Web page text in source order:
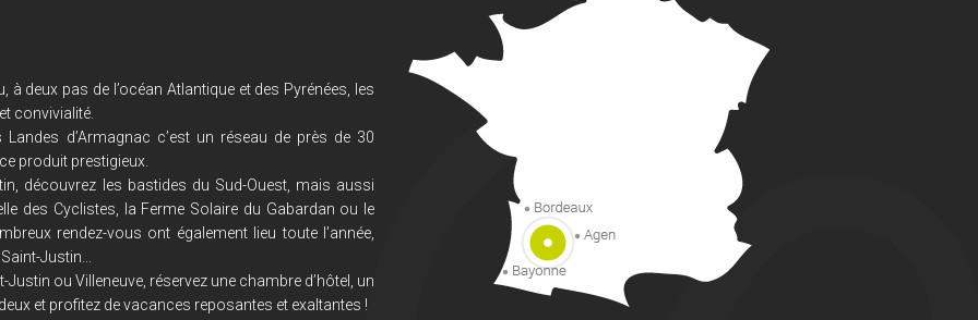
à deux pas de l’océan Atlantique et des Pyrénées, les
convivialité.
d’Armagnac c’est un réseau de près de 30
produit prestigieux.
découvrez les bastides du Sud-Ouest, mais aussi
des Cyclistes, la Ferme Solaire du Gabardan ou le
rendez-vous ont également lieu toute l’année,
Justin...
ou Villeneuve, réservez une chambre d’hôtel, un
et profitez de vacances reposantes et exaltantes !